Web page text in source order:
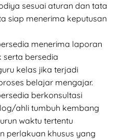
sesuai aturan dan tata
siap menerima keputusan
menerima laporan
serta bersedia
kelas jika terjadi
belajar mengajar.
berkonsultasi
ahli tumbuh kembang
waktu tertentu
perlakuan khusus yang